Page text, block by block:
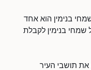
בנימין הוא אחד
שמחי בנימין לקבלת
תושבי העיר